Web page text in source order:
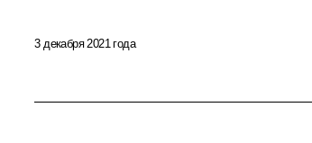
3 декабря 2021 года